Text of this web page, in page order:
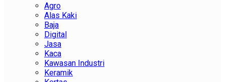
Agro
Alas Kaki
Baja
Digital
Jasa
Kaca
Kawasan Industri
Keramik